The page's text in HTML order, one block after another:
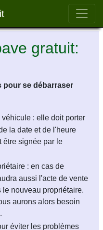
Bar
gratuit:
pour se débarraser
: elle doit porter
la date et de l'heure
être signée par le
: en cas de
aussi l'acte de vente
le nouveau propriétaire.
aurons alors besoin
éviter les problèmes